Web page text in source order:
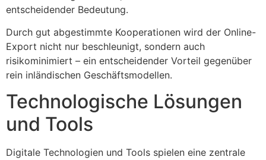
entscheidender Bedeutung.
Durch gut abgestimmte Kooperationen wird der Online-
Export nicht nur beschleunigt, sondern auch
risikominimiert – ein entscheidender Vorteil gegenüber
rein inländischen Geschäftsmodellen.
Technologische Lösungen
und Tools
Digitale Technologien und Tools spielen eine zentrale